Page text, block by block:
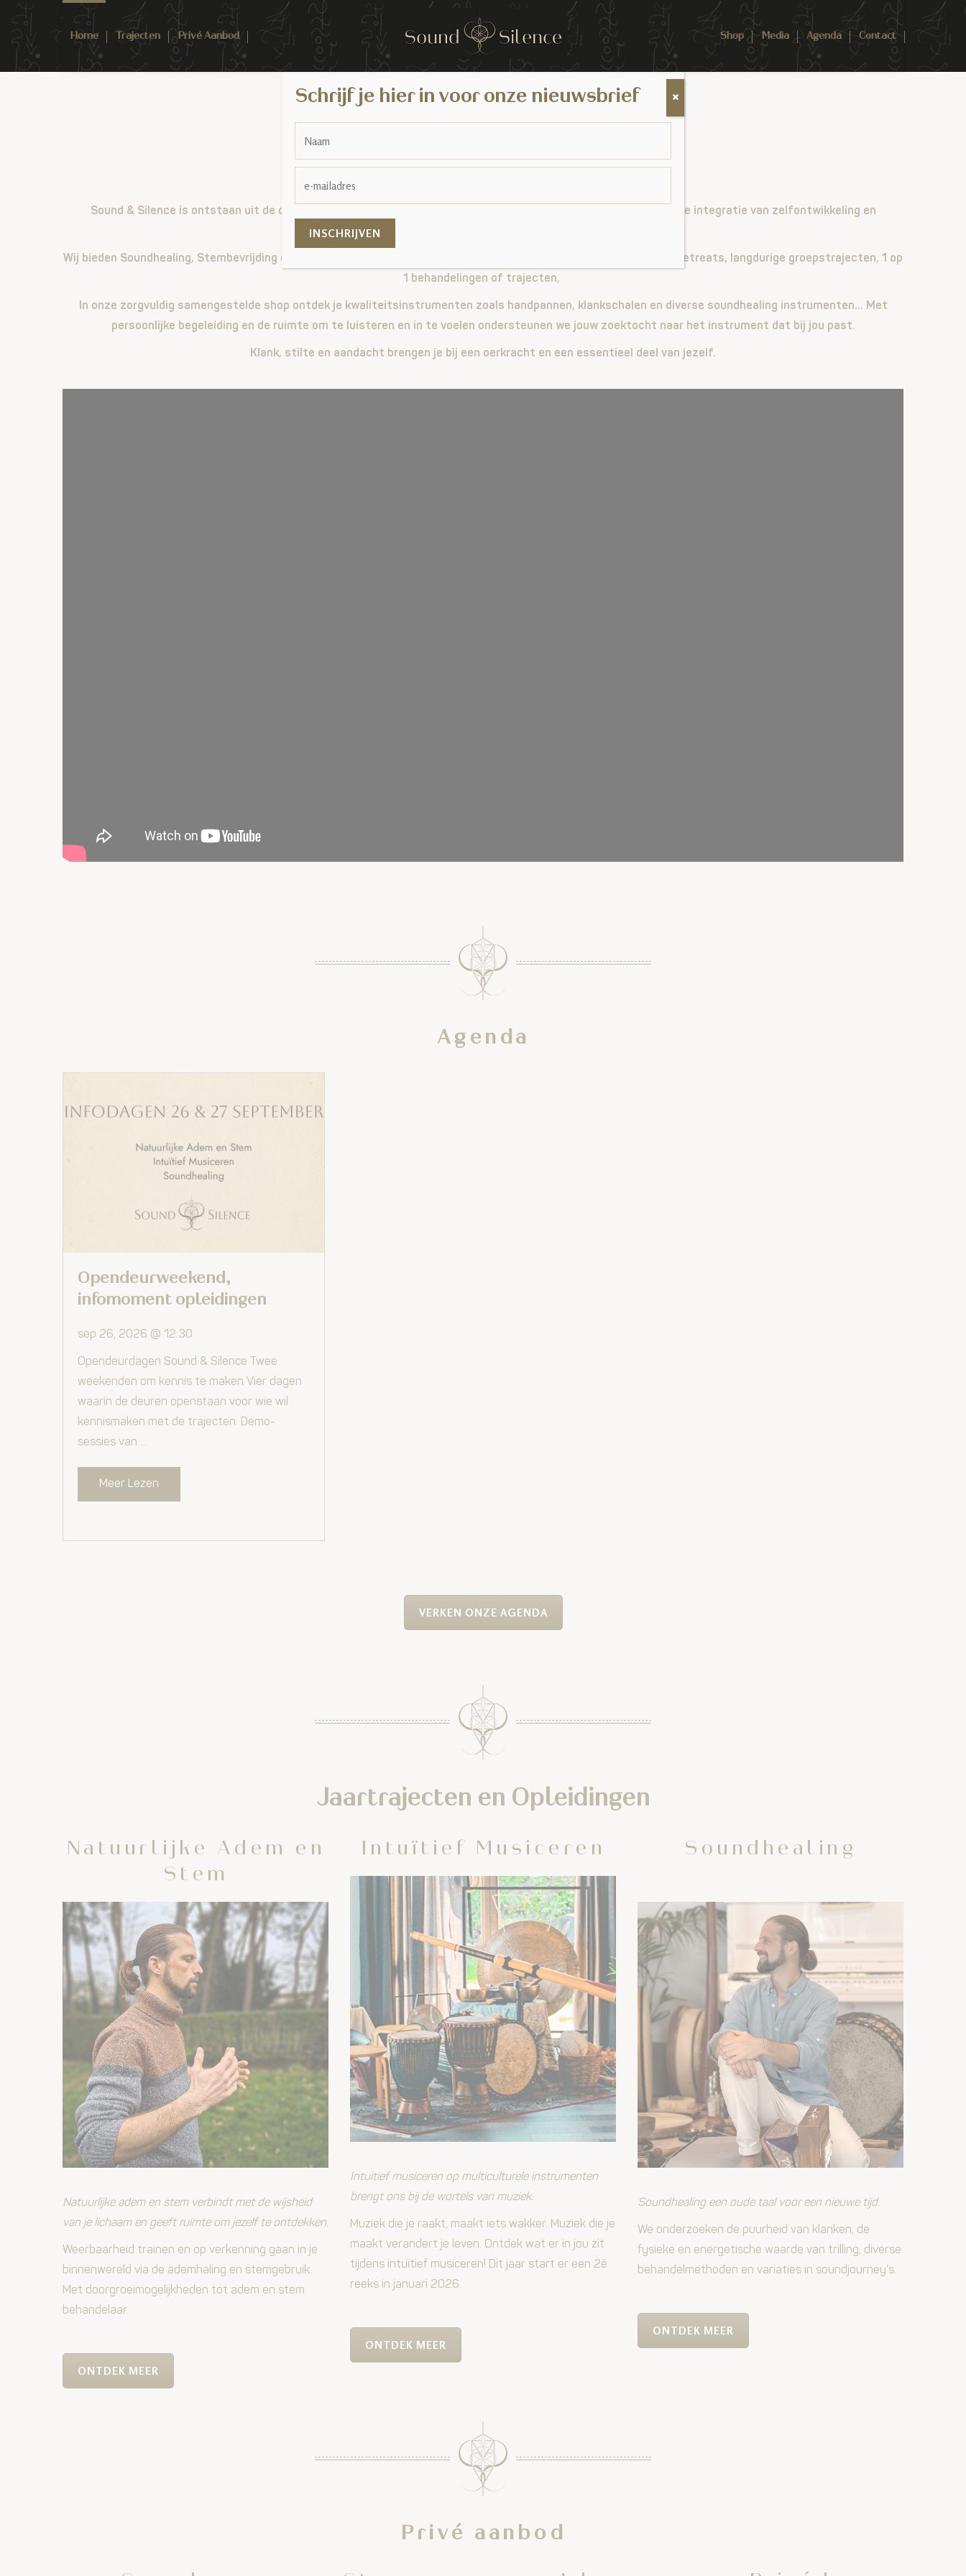
Home Trajecten Privé Aanbod Shop Media Agenda Contact
Jouw reis naar bezieling, veerkracht en innerlijke groei.
Sound & Silence is ontstaan uit de diepgaande kracht van klank, adem, beweging en stilte. Met als rode draad de integratie van zelfontwikkeling en
Wij bieden Soundhealing, Stembevrijding en Natuurlijke Adem en Stem, Intuïtief Musiceren aan in losse workshops, retreats, langdurige groepstrajecten, 1 op
1 behandelingen of trajecten,
In onze zorgvuldig samengestelde shop ontdek je kwaliteitsinstrumenten zoals handpannen, klankschalen en diverse soundhealing instrumenten… Met
persoonlijke begeleiding en de ruimte om te luisteren en in te voelen ondersteunen we jouw zoektocht naar het instrument dat bij jou past.
Klank, stilte en aandacht brengen je bij een oerkracht en een essentieel deel van jezelf.
Agenda
Opendeurweekend,
infomoment opleidingen
sep 26, 2026 @ 12:30
Opendeurdagen Sound & Silence Twee
weekenden om kennis te maken Vier dagen
waarin de deuren openstaan voor wie wil
kennismaken met de trajecten. Demo-
sessies van ...
Meer Lezen
VERKEN ONZE AGENDA
Jaartrajecten en Opleidingen
Natuurlijke Adem en
Stem
Natuurlijke adem en stem verbindt met de wijsheid
van je lichaam en geeft ruimte om jezelf te ontdekken.
Weerbaarheid trainen en op verkenning gaan in je
binnenwereld via de ademhaling en stemgebruik.
Met doorgroeimogelijkheden tot adem en stem
behandelaar.
ONTDEK MEER
Intuïtief Musiceren
Intuïtief musiceren op multiculturele instrumenten
brengt ons bij de wortels van muziek.
Muziek die je raakt, maakt iets wakker. Muziek die je
maakt verandert je leven. Ontdek wat er in jou zit
tijdens intuïtief musiceren! Dit jaar start er een 2é
reeks in januari 2026.
ONTDEK MEER
Soundhealing
Soundhealing een oude taal voor een nieuwe tijd.
We onderzoeken de puurheid van klanken, de
fysieke en energetische waarde van trilling, diverse
behandelmethoden en variaties in soundjourney’s.
ONTDEK MEER
Privé aanbod
Schrijf je hier in voor onze nieuwsbrief